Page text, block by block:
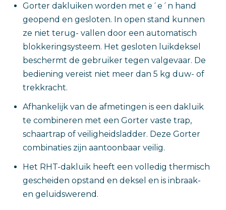
Gorter dakluiken worden met e´e´n hand
geopend en gesloten. In open stand kunnen
ze niet terug- vallen door een automatisch
blokkeringsysteem. Het gesloten luikdeksel
beschermt de gebruiker tegen valgevaar. De
bediening vereist niet meer dan 5 kg duw- of
trekkracht.
Afhankelijk van de afmetingen is een dakluik
te combineren met een Gorter vaste trap,
schaartrap of veiligheidsladder. Deze Gorter
combinaties zijn aantoonbaar veilig.
Het RHT-dakluik heeft een volledig thermisch
gescheiden opstand en deksel en is inbraak-
en geluidswerend.